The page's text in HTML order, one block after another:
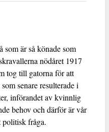
som är så könade som
nödåret 1917
tog till gatorna för att
senare resulterade i
införandet av kvinnlig
behov och därför är vår
politisk fråga.